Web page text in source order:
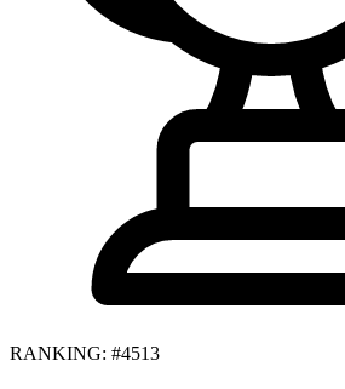
RANKING: #4513